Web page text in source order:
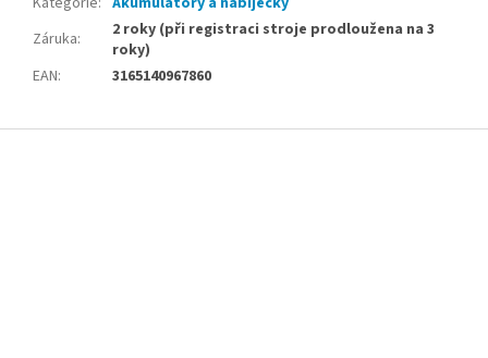
Záruka:
2 roky (při registraci stroje prodloužena na 3
roky)
EAN: 3165140967860